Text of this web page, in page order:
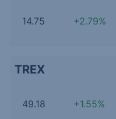
14.75 +2.79%
TREX
49.18 +1.55%